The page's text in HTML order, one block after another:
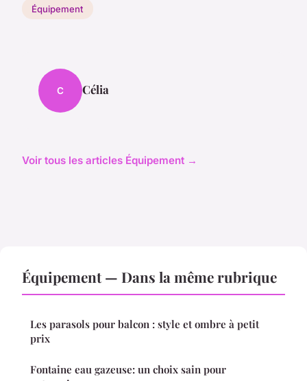
Équipement
C Célia
Voir tous les articles Équipement →
Équipement — Dans la même rubrique
Les parasols pour balcon : style et ombre à petit
prix
Fontaine eau gazeuse: un choix sain pour